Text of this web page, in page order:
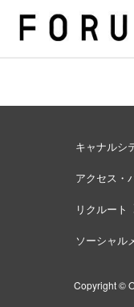
キャナルシ
アクセス・
リクルート
ソーシャル
Copyright ©